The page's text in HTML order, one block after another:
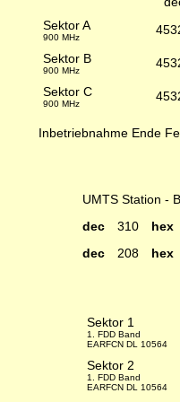
Sektor A
900 MHz
Sektor B
900 MHz
Sektor C
900 MHz
Inbetriebnahme Ende
UMTS Station -
dec 310
dec 208
Sektor 1
1. FDD Band
EARFCN DL 10564
Sektor 2
1. FDD Band
EARFCN DL 10564